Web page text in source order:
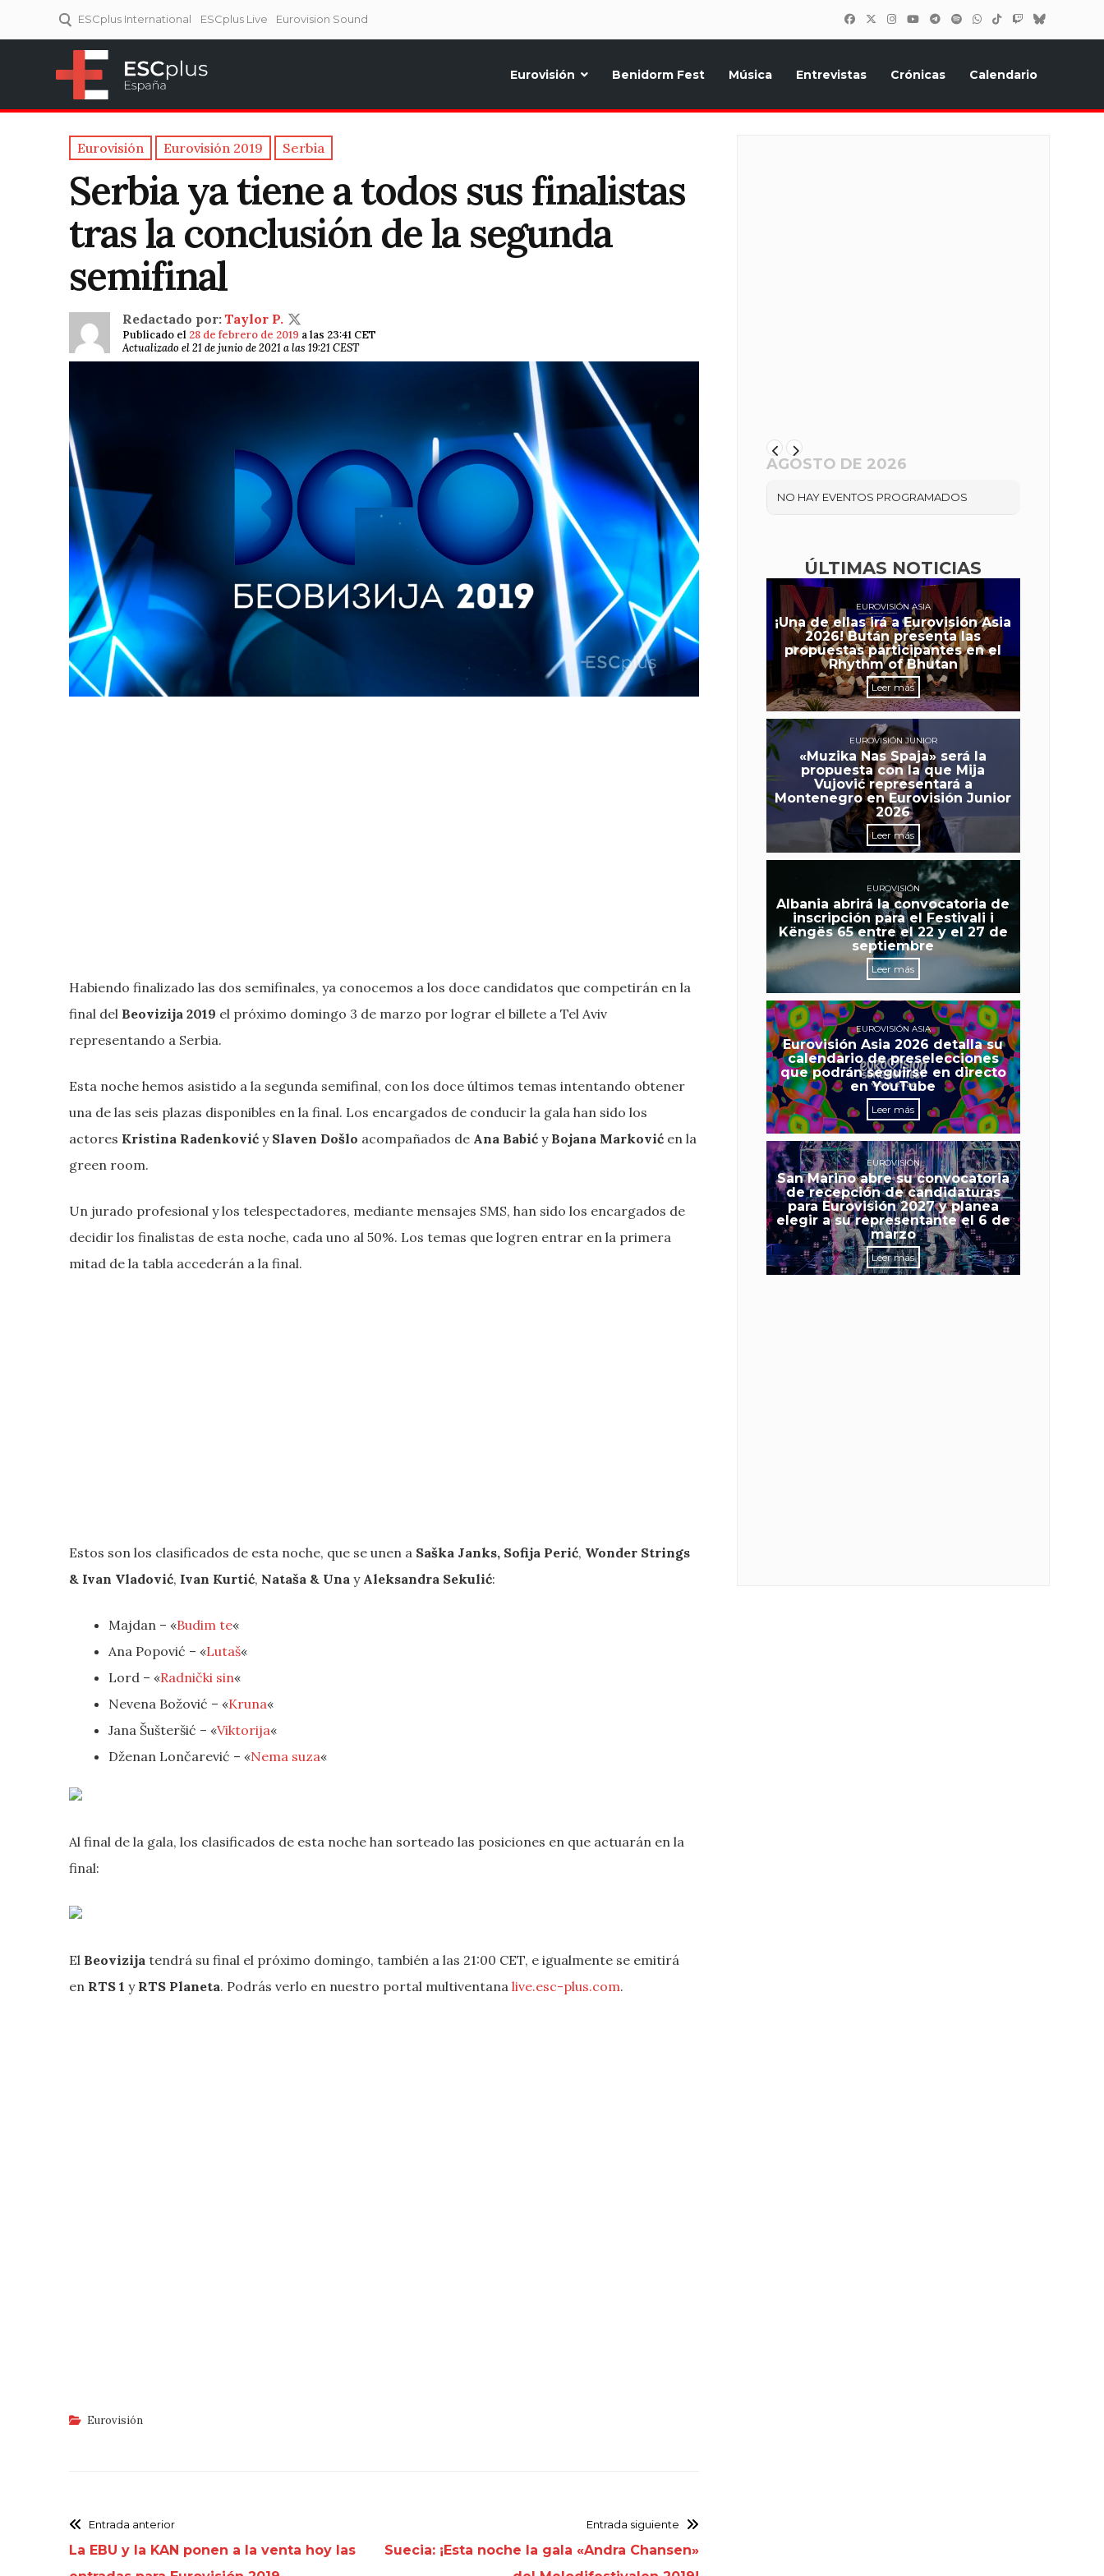
ESCplus International ESCplus Live Eurovision Sound
Eurovisión Benidorm Fest Música Entrevistas Crónicas Calendario
Eurovisión Eurovisión 2019 Serbia
Serbia ya tiene a todos sus finalistas
tras la conclusión de la segunda
semifinal
Redactado por: Taylor P.
Publicado el 28 de febrero de 2019 a las 23:41 CET
Actualizado el 21 de junio de 2021 a las 19:21 CEST
Habiendo finalizado las dos semifinales, ya conocemos a los doce candidatos que competirán en la
final del Beovizija 2019 el próximo domingo 3 de marzo por lograr el billete a Tel Aviv
representando a Serbia.
Esta noche hemos asistido a la segunda semifinal, con los doce últimos temas intentando obtener
una de las seis plazas disponibles en la final. Los encargados de conducir la gala han sido los
actores Kristina Radenković y Slaven Došlo acompañados de Ana Babić y Bojana Marković en la
green room.
Un jurado profesional y los telespectadores, mediante mensajes SMS, han sido los encargados de
decidir los finalistas de esta noche, cada uno al 50%. Los temas que logren entrar en la primera
mitad de la tabla accederán a la final.
Estos son los clasificados de esta noche, que se unen a Saška Janks, Sofija Perić, Wonder Strings
& Ivan Vladović, Ivan Kurtić, Nataša & Una y Aleksandra Sekulić:
Majdan – «Budim te«
Ana Popović – «Lutaš«
Lord – «Radnički sin«
Nevena Božović – «Kruna«
Jana Šušteršić – «Viktorija«
Dženan Lončarević – «Nema suza«
Al final de la gala, los clasificados de esta noche han sorteado las posiciones en que actuarán en la
final:
El Beovizija tendrá su final el próximo domingo, también a las 21:00 CET, e igualmente se emitirá
en RTS 1 y RTS Planeta. Podrás verlo en nuestro portal multiventana live.esc-plus.com.
Eurovisión
Entrada anterior
La EBU y la KAN ponen a la venta hoy las
Entrada siguiente
Suecia: ¡Esta noche la gala «Andra Chansen»
AGOSTO DE 2026
NO HAY EVENTOS PROGRAMADOS
ÚLTIMAS NOTICIAS
EUROVISIÓN ASIA
¡Una de ellas irá a Eurovisión Asia
2026! Bután presenta las
propuestas participantes en el
Rhythm of Bhutan
Leer más
EUROVISIÓN JUNIOR
«Muzika Nas Spaja» será la
propuesta con la que Mija
Vujović representará a
Montenegro en Eurovisión Junior
2026
Leer más
EUROVISIÓN
Albania abrirá la convocatoria de
inscripción para el Festivali i
Këngës 65 entre el 22 y el 27 de
septiembre
Leer más
EUROVISIÓN ASIA
Eurovisión Asia 2026 detalla su
calendario de preselecciones
que podrán seguirse en directo
en YouTube
Leer más
EUROVISIÓN
San Marino abre su convocatoria
de recepción de candidaturas
para Eurovisión 2027 y planea
elegir a su representante el 6 de
marzo
Leer más